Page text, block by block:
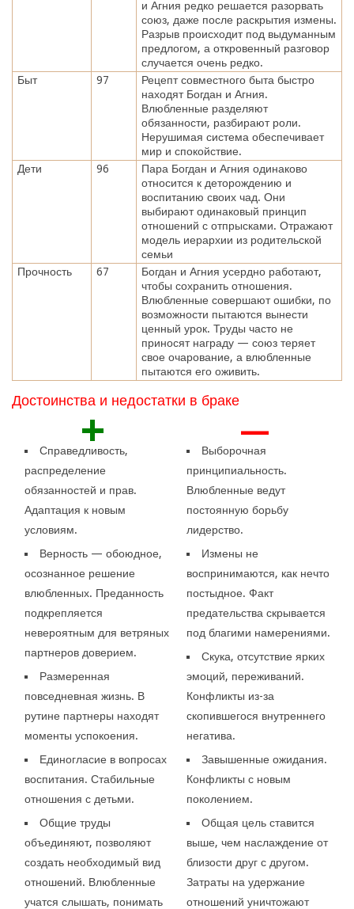
и Агния редко решается разорвать
союз, даже после раскрытия измены.
Разрыв происходит под выдуманным
предлогом, а откровенный разговор
случается очень редко.
Быт
97
Рецепт совместного быта быстро
находят Богдан и Агния.
Влюбленные разделяют
обязанности, разбирают роли.
Нерушимая система обеспечивает
мир и спокойствие.
Дети
96
Пара Богдан и Агния одинаково
относится к деторождению и
воспитанию своих чад. Они
выбирают одинаковый принцип
отношений с отпрысками. Отражают
модель иерархии из родительской
семьи
Прочность
67
Богдан и Агния усердно работают,
чтобы сохранить отношения.
Влюбленные совершают ошибки, по
возможности пытаются вынести
ценный урок. Труды часто не
приносят награду — союз теряет
свое очарование, а влюбленные
пытаются его оживить.
Достоинства и недостатки в браке
+
Справедливость,
распределение
обязанностей и прав.
Адаптация к новым
условиям.
Верность — обоюдное,
осознанное решение
влюбленных. Преданность
подкрепляется
невероятным для ветряных
партнеров доверием.
Размеренная
повседневная жизнь. В
рутине партнеры находят
моменты успокоения.
Единогласие в вопросах
воспитания. Стабильные
отношения с детьми.
Общие труды
объединяют, позволяют
создать необходимый вид
отношений. Влюбленные
учатся слышать, понимать
—
Выборочная
принципиальность.
Влюбленные ведут
постоянную борьбу
лидерство.
Измены не
воспринимаются, как нечто
постыдное. Факт
предательства скрывается
под благими намерениями.
Скука, отсутствие ярких
эмоций, переживаний.
Конфликты из-за
скопившегося внутреннего
негатива.
Завышенные ожидания.
Конфликты с новым
поколением.
Общая цель ставится
выше, чем наслаждение от
близости друг с другом.
Затраты на удержание
отношений уничтожают